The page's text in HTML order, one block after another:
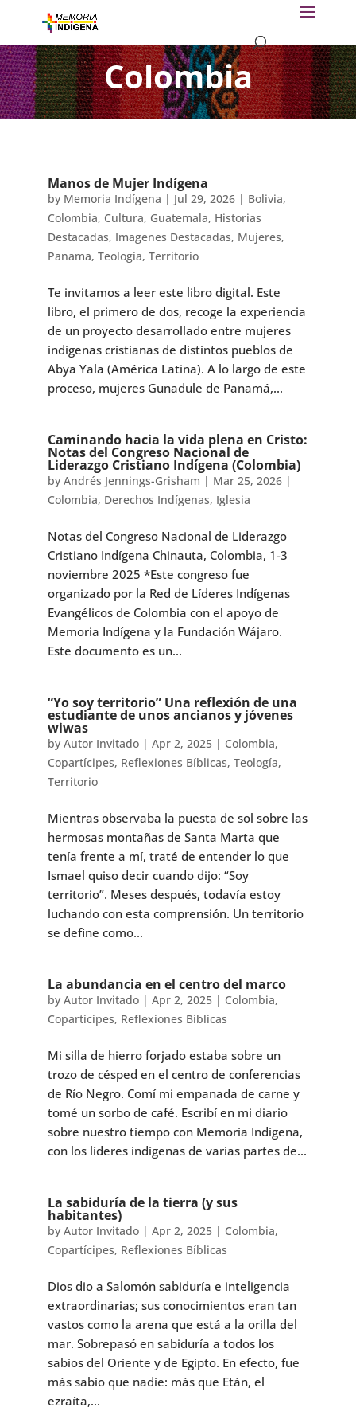
Colombia
Manos de Mujer Indígena
by Memoria Indígena | Jul 29, 2026| Bolivia,
Colombia, Cultura, Guatemala, Historias
Destacadas, Imagenes Destacadas, Mujeres,
Panama, Teología, Territorio
Te invitamos a leer este libro digital. Este
libro, el primero de dos, recoge la experiencia
de un proyecto desarrollado entre mujeres
indígenas cristianas de distintos pueblos de
Abya Yala (América Latina). A lo largo de este
proceso, mujeres Gunadule de Panamá,...
Caminando hacia la vida plena en Cristo:
Notas del Congreso Nacional de
Liderazgo Cristiano Indígena (Colombia)
by Andrés Jennings-Grisham | Mar 25, 2026|
Colombia, Derechos Indígenas, Iglesia
Notas del Congreso Nacional de Liderazgo
Cristiano Indígena Chinauta, Colombia, 1-3
noviembre 2025 *Este congreso fue
organizado por la Red de Líderes Indígenas
Evangélicos de Colombia con el apoyo de
Memoria Indígena y la Fundación Wájaro.
Este documento es un...
“Yo soy territorio” Una reflexión de una
estudiante de unos ancianos y jóvenes
wiwas
by Autor Invitado| Apr 2, 2025| Colombia,
Copartícipes, Reflexiones Bíblicas, Teología,
Territorio
Mientras observaba la puesta de sol sobre las
hermosas montañas de Santa Marta que
tenía frente a mí, traté de entender lo que
Ismael quiso decir cuando dijo: “Soy
territorio”. Meses después, todavía estoy
luchando con esta comprensión. Un territorio
se define como...
La abundancia en el centro del marco
by Autor Invitado| Apr 2, 2025| Colombia,
Copartícipes, Reflexiones Bíblicas
Mi silla de hierro forjado estaba sobre un
trozo de césped en el centro de conferencias
de Río Negro. Comí mi empanada de carne y
tomé un sorbo de café. Escribí en mi diario
sobre nuestro tiempo con Memoria Indígena,
con los líderes indígenas de varias partes de...
La sabiduría de la tierra (y sus
habitantes)
by Autor Invitado| Apr 2, 2025| Colombia,
Copartícipes, Reflexiones Bíblicas
Dios dio a Salomón sabiduría e inteligencia
extraordinarias; sus conocimientos eran tan
vastos como la arena que está a la orilla del
mar. Sobrepasó en sabiduría a todos los
sabios del Oriente y de Egipto. En efecto, fue
más sabio que nadie: más que Etán, el
ezraíta,...